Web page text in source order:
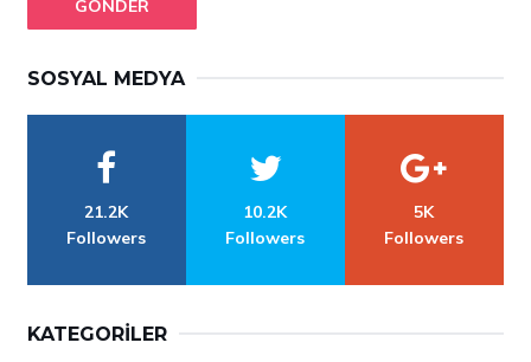
GÖNDER
SOSYAL MEDYA
21.2K
Followers
10.2K
Followers
5K
Followers
KATEGORILER